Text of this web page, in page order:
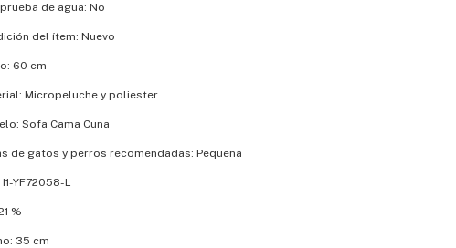
de agua: No
del ítem: Nuevo
60 cm
Micropeluche y poliester
Sofa Cama Cuna
de gatos y perros recomendadas: Pequeña
I1-YF72058-L
%
35 cm